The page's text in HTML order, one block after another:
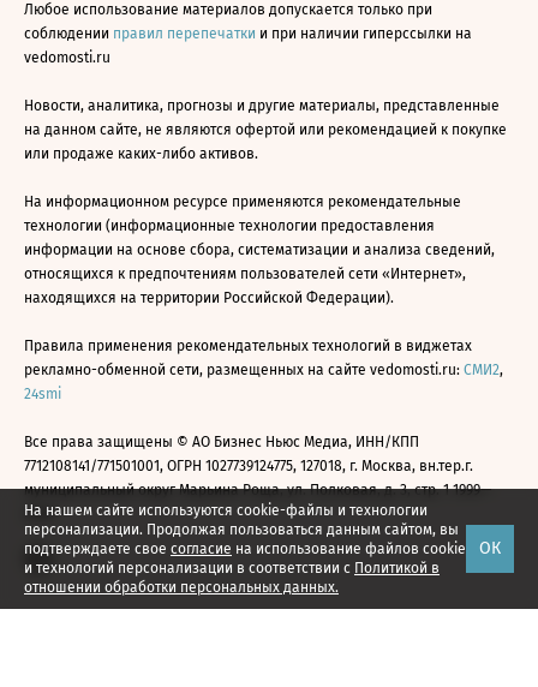
На нашем сайте используются cookie-файлы и технологии
персонализации. Продолжая пользоваться данным сайтом, вы
подтверждаете свое согласие на использование файлов cookie
и технологий персонализации в соответствии с Политикой в
отношении обработки персональных данных.
ОК
Любое использование материалов допускается только при
соблюдении правил перепечатки и при наличии гиперссылки на
vedomosti.ru
Новости, аналитика, прогнозы и другие материалы, представленные
на данном сайте, не являются офертой или рекомендацией к покупке
или продаже каких-либо активов.
На информационном ресурсе применяются рекомендательные
технологии (информационные технологии предоставления
информации на основе сбора, систематизации и анализа сведений,
относящихся к предпочтениям пользователей сети «Интернет»,
находящихся на территории Российской Федерации).
Правила применения рекомендательных технологий в виджетах
рекламно-обменной сети, размещенных на сайте vedomosti.ru: СМИ2,
24smi
Все права защищены © АО Бизнес Ньюс Медиа, ИНН/КПП
7712108141/771501001, ОГРН 1027739124775, 127018, г. Москва, вн.тер.г.
муниципальный округ Марьина Роща, ул. Полковая, д. 3, стр. 1 1999—
2026